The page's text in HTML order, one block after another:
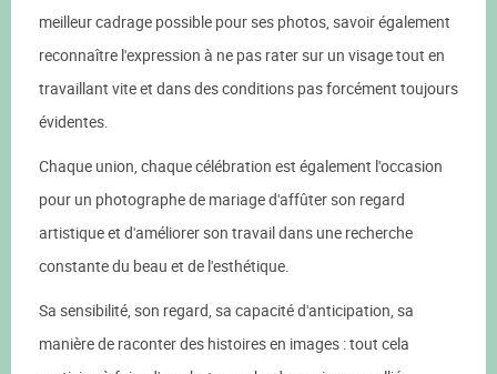
meilleur cadrage possible pour ses photos, savoir également
reconnaître l'expression à ne pas rater sur un visage tout en
travaillant vite et dans des conditions pas forcément toujours
évidentes.
Chaque union, chaque célébration est également l'occasion
pour un photographe de mariage d'affûter son regard
artistique et d'améliorer son travail dans une recherche
constante du beau et de l'esthétique.
Sa sensibilité, son regard, sa capacité d'anticipation, sa
manière de raconter des histoires en images : tout cela